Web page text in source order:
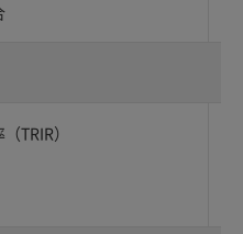
TRIR）